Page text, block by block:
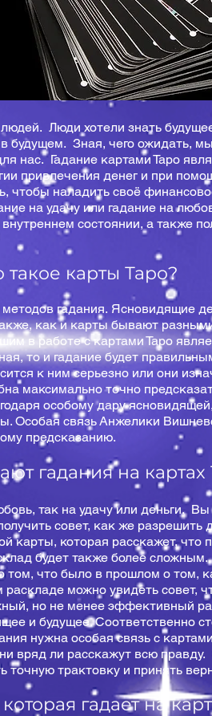
Люди хотели знать
будущем. Зная, чего ожидать,
нас. Гадание картами Таро
привлечения денег и при
чтобы наладить своё
на удачу или гадание на
состоянии, а также
такое карты Таро?
гадания. Ясновидящие
как и карты бывают
в работе с картами Таро
то и гадание будет
к ним серьезно или они
максимально точно
особому дару
Особая связь Анжелики
предсказанию.
гадания на картах
так на удачу или деньги.
совет, как же
карты, которая расскажет, что
будет также более
том, что было в прошлом о том,
можно увидеть совет,
но не менее эффективный
и будущее. Соответственно
нужна особая связь с
вряд ли расскажут всю
трактовку и принять
гадает на